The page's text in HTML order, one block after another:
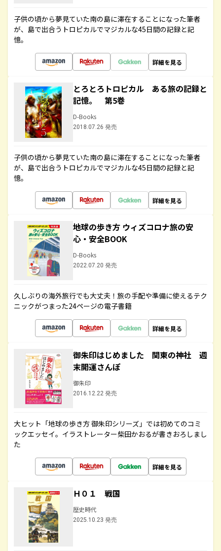
子供の頃から夢見ていた南の島に滞在することになった筆者
が、島で出合うトロピカルでマジカルな45日間の記録と記
憶。
詳細を見る
とろとろトロピカル ある旅の記録と
記憶。 第5巻
D-Books
2018.07.26 発売
子供の頃から夢見ていた南の島に滞在することになった筆者
が、島で出合うトロピカルでマジカルな45日間の記録と記
憶。
詳細を見る
地球の歩き方 ウィズコロナ旅の安
心・安全BOOK
D-Books
2022.07.20 発売
久しぶりの海外旅行でも大丈夫！旅の手配や準備に使えるテク
ニックがつまった24ページの電子書籍
詳細を見る
御朱印はじめました 関東の神社 週
末開運さんぽ
御朱印
2016.12.22 発売
大ヒット「地球の歩き方 御朱印シリーズ」では初めてのコミ
ックエッセイ。イラストレーター柴田かおるが書きおろしまし
た
詳細を見る
Ｈ０１ 戦国
歴史時代
2025.10.23 発売